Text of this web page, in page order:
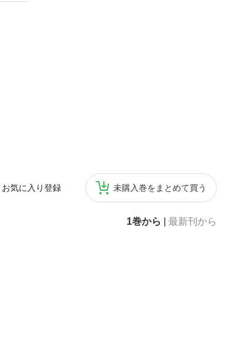
お気に入り登録 未購入巻をまとめて買う
1巻から 最新刊から
正